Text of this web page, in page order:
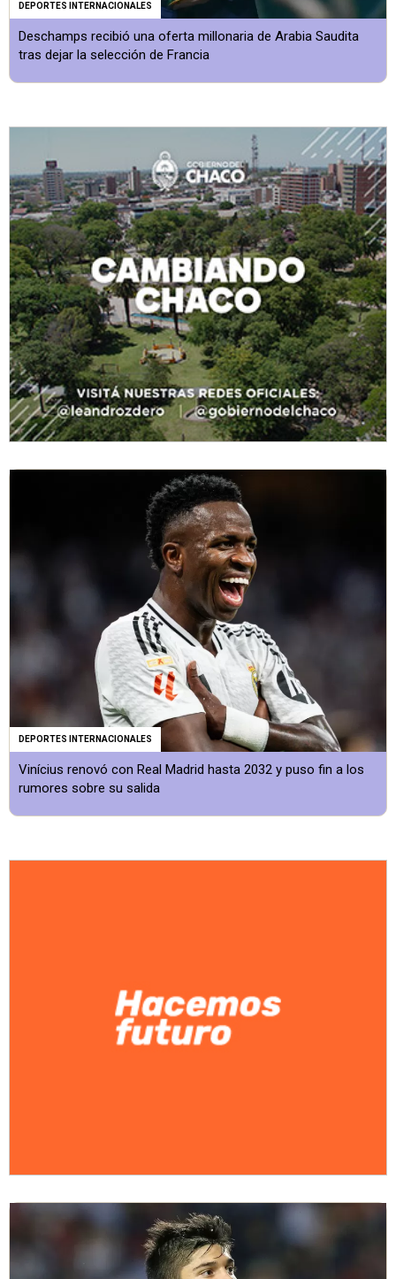
DEPORTES INTERNACIONALES
Deschamps recibió una oferta millonaria de Arabia Saudita
tras dejar la selección de Francia
DEPORTES INTERNACIONALES
Vinícius renovó con Real Madrid hasta 2032 y puso fin a los
rumores sobre su salida